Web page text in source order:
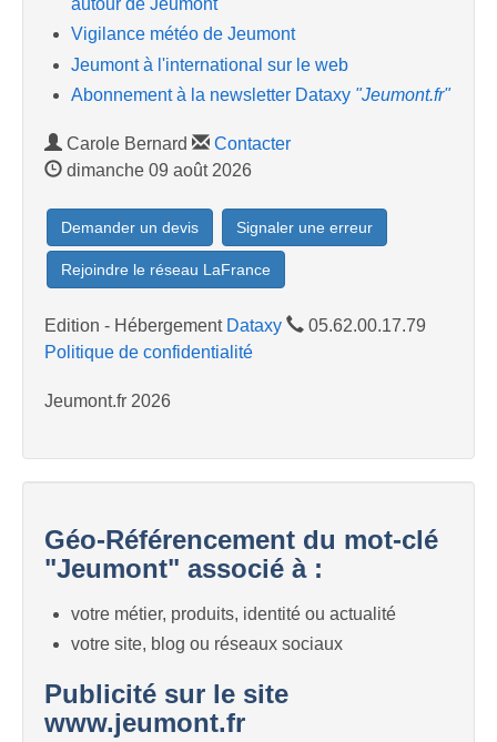
autour de Jeumont
Vigilance météo de Jeumont
Jeumont à l'international sur le web
Abonnement à la newsletter Dataxy "Jeumont.fr"
Carole Bernard
Contacter
dimanche 09 août 2026
Demander un devis Signaler une erreur
Rejoindre le réseau LaFrance
Edition - Hébergement Dataxy
05.62.00.17.79
Politique de confidentialité
Jeumont.fr 2026
Géo-Référencement du mot-clé
"Jeumont" associé à :
votre métier, produits, identité ou actualité
votre site, blog ou réseaux sociaux
Publicité sur le site
www.jeumont.fr